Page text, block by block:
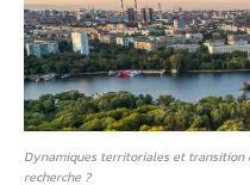
Dynamiques territoriales et transition
recherche ?